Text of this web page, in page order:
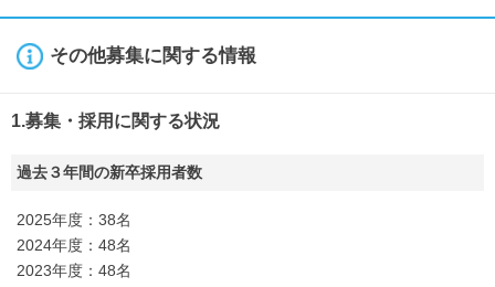
その他募集に関する情報
1.募集・採用に関する状況
過去３年間の新卒採用者数
2025年度：38名
2024年度：48名
2023年度：48名